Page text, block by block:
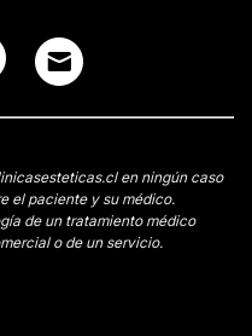
en ningún caso
el paciente y su médico.
de un tratamiento médico
o de un servicio.